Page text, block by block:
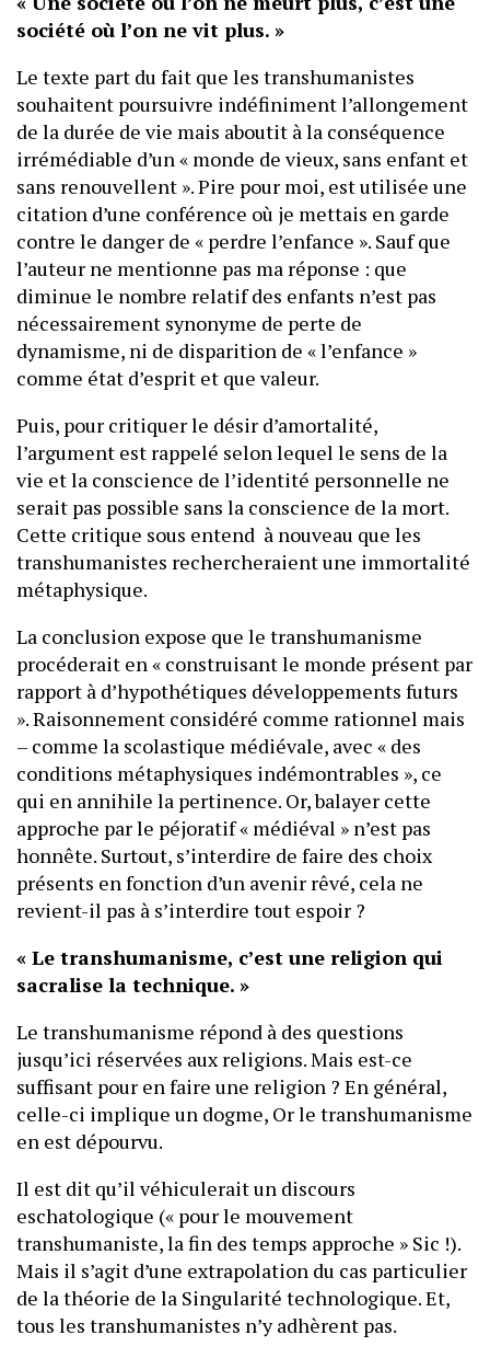
société où l’on ne vit plus. »
Le texte part du fait que les transhumanistes
souhaitent poursuivre indéfiniment l’allongement
de la durée de vie mais aboutit à la conséquence
irrémédiable d’un « monde de vieux, sans enfant et
sans renouvellent ». Pire pour moi, est utilisée une
citation d’une conférence où je mettais en garde
contre le danger de « perdre l’enfance ». Sauf que
l’auteur ne mentionne pas ma réponse : que
diminue le nombre relatif des enfants n’est pas
nécessairement synonyme de perte de
dynamisme, ni de disparition de « l’enfance »
comme état d’esprit et que valeur.
Puis, pour critiquer le désir d’amortalité,
l’argument est rappelé selon lequel le sens de la
vie et la conscience de l’identité personnelle ne
serait pas possible sans la conscience de la mort.
Cette critique sous entend à nouveau que les
transhumanistes rechercheraient une immortalité
métaphysique.
La conclusion expose que le transhumanisme
procéderait en « construisant le monde présent par
rapport à d’hypothétiques développements futurs
». Raisonnement considéré comme rationnel mais
– comme la scolastique médiévale, avec « des
conditions métaphysiques indémontrables », ce
qui en annihile la pertinence. Or, balayer cette
approche par le péjoratif « médiéval » n’est pas
honnête. Surtout, s’interdire de faire des choix
présents en fonction d’un avenir rêvé, cela ne
revient-il pas à s’interdire tout espoir ?
« Le transhumanisme, c’est une religion qui
sacralise la technique. »
Le transhumanisme répond à des questions
jusqu’ici réservées aux religions. Mais est-ce
suffisant pour en faire une religion ? En général,
celle-ci implique un dogme, Or le transhumanisme
en est dépourvu.
Il est dit qu’il véhiculerait un discours
eschatologique (« pour le mouvement
transhumaniste, la fin des temps approche » Sic !).
Mais il s’agit d’une extrapolation du cas particulier
de la théorie de la Singularité technologique. Et,
tous les transhumanistes n’y adhèrent pas.